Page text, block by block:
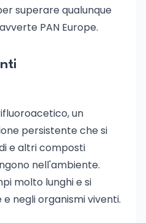
superare qualunque
PAN Europe.
un
persistente che si
e altri composti
nell'ambiente.
molto lunghi e si
negli organismi viventi.